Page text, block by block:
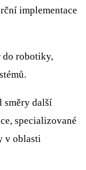
implementace
do robotiky,
směry další
specializované
v oblasti